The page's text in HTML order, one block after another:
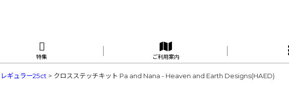
特集 ご利用案内
レギュラー25ct > クロスステッチキット Pa and Nana - Heaven and Earth Designs(HAED)